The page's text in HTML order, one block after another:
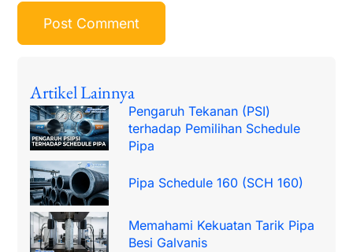
Artikel Lainnya
Pengaruh Tekanan (PSI)
terhadap Pemilihan Schedule
Pipa
Pipa Schedule 160 (SCH 160)
Memahami Kekuatan Tarik Pipa
Besi Galvanis